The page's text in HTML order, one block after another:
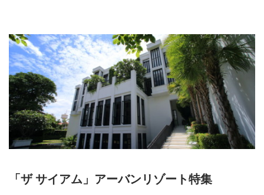
リ
ー
「ザ サイアム」アーバンリゾート特集